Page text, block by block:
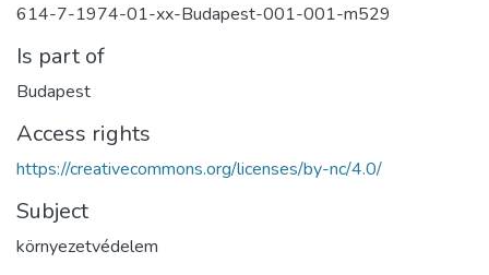
614-7-1974-01-xx-Budapest-001-001-m529
Is part of
Budapest
Access rights
https://creativecommons.org/licenses/by-nc/4.0/
Subject
környezetvédelem